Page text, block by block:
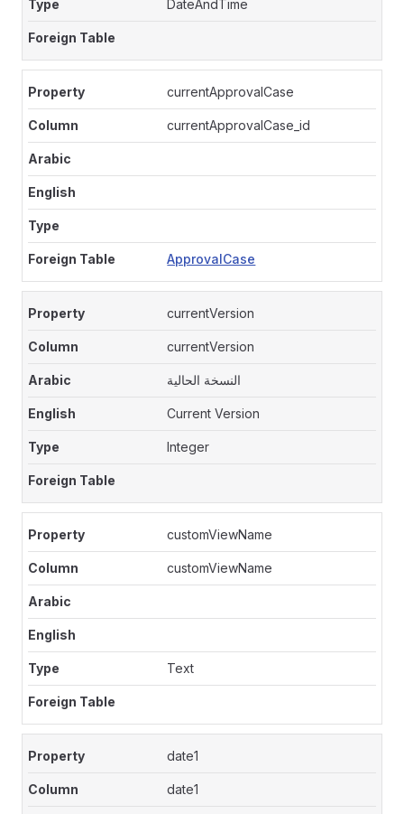
DateAndTime
currentApprovalCase
currentApprovalCase_id
ApprovalCase
currentVersion
currentVersion
النسخة الحالية
Current Version
Integer
customViewName
customViewName
Text
date1
date1